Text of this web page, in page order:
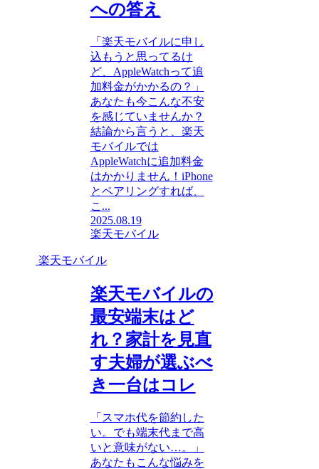
への答え
「楽天モバイルに申し
込もうと思ってるけ
ど、AppleWatchって追
加料金がかかるの？」
あなたも今こんな不安
を感じていませんか？
結論から言うと、楽天
モバイルでは
AppleWatchに追加料金
はかかりません！iPhone
とペアリングすれば、
こ...
2025.08.19
楽天モバイル
楽天モバイル
楽天モバイルの
最安端末はど
れ？家計を見直
す夫婦が選ぶべ
き一台はコレ
「スマホ代を節約した
い。でも端末代まで高
いと意味がない…。」
あなたもこんな悩みを